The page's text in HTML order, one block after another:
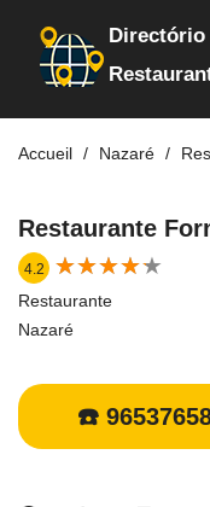
Directório
Accueil Nazaré
Restaurante
4.2 ★★★★★
★★★★★
Restaurante
Nazaré
☎️